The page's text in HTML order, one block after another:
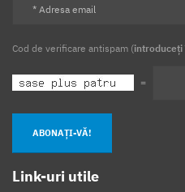
Cod de verificare antispam (
=
ABONAȚI-VĂ!
Link-uri utile